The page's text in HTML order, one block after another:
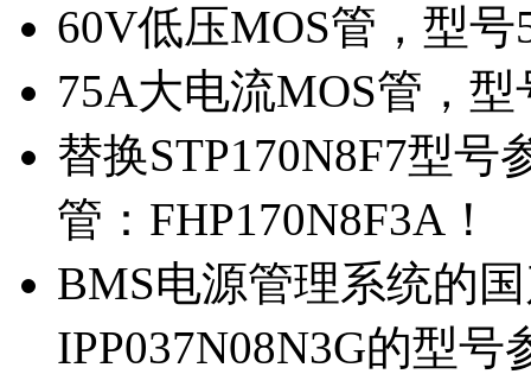
60V低压MOS管，型
75A大电流MOS管，
替换STP170N8F7型
管：FHP170N8F3A！
BMS电源管理系统的
IPP037N08N3G的型号